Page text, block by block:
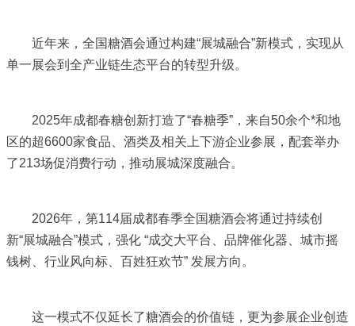
近年来，全国糖酒会通过构建“展城融合”新模式，实现从
单一展会到全产业链生态平台的转型升级。
2025年成都春糖创新打造了“春糖季”，来自50余个*和地
区的超6600家食品、酒类及相关上下游企业参展，配套举办
了213场促消费行动，推动展城深度融合。
2026年，第114届成都春季全国糖酒会将通过持续创
新“展城融合”模式，强化 “成交大平台、品牌催化器、城市摇
钱树、行业风向标、百姓狂欢节” 发展方向。
这一模式不仅延长了糖酒会的价值链，更为参展企业创造